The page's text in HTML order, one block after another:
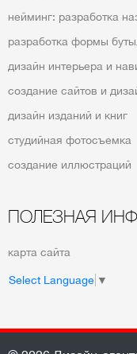
нейминг: разработка
разработка формы
дизайн интерьера и
создание сайтов и
дизайн изданий и книг
студийная фотосъемка
создание иллюстраций
ПОЛЕЗНАЯ
карта сайта
Select Language ▼